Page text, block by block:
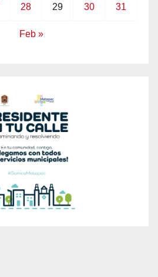
28 29 30 31
Feb »